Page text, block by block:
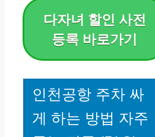
다자녀 할인 사전
등록 바로가기
인천공항 주차 싸
게 하는 방법 자주